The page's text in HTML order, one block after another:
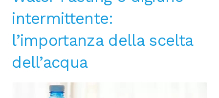
intermittente:
l’importanza della scelta
dell’acqua